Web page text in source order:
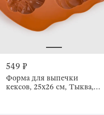
549 ₽
Форма для выпечки
кексов, 25х26 см, Тыква,